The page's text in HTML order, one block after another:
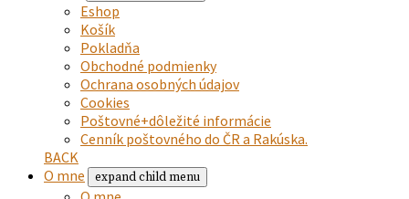
Eshop
Košík
Pokladňa
Obchodné podmienky
Ochrana osobných údajov
Cookies
Poštovné+dôležité informácie
Cenník poštovného do ČR a Rakúska.
BACK
O mne
expand child menu